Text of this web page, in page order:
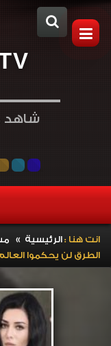
V
شاهد
انت هنا :الرئيسية »
الطرق لن يحكموا العالم